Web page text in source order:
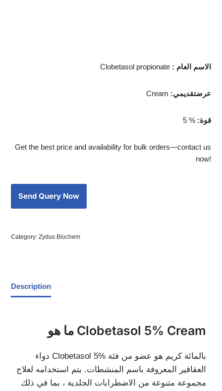
Clobetasol propionate : الاسم العام
Cream :عرضتقديمي
5 % :قوة
Get the best price and availability for bulk orders—contact us
now!
Category: Zydus Biochem
Description
ما هو Clobetasol 5% Cream
دواء Clobetasol 5% بالمائة كريم هو عضو من فئة
العقاقير المعروفة باسم المنشطات. يتم استخدامه لعلاج
مجموعة متنوعة من الاضطرابات الجلدية ، بما في ذلك